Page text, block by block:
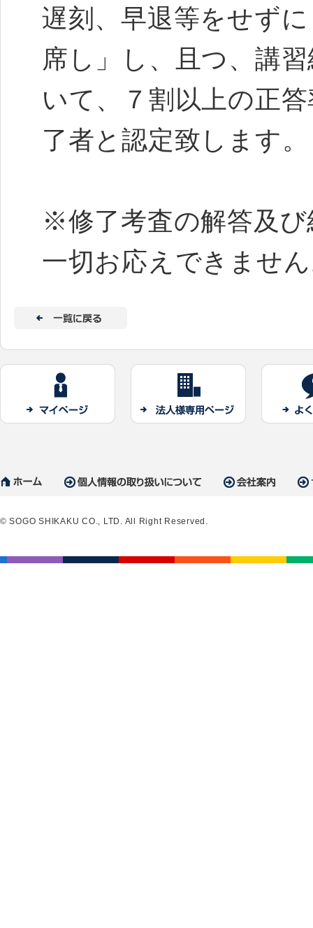
遅刻、早退等をせず
席し」し、且つ、講
いて、７割以上の正
了者と認定致します
※修了考査の解答及
一切お応えできませ
© SOGO SHIKAKU CO., LTD. All Right Reserved.